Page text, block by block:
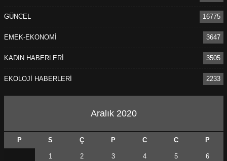
GÜNCEL 16775
EMEK-EKONOMİ 3647
KADIN HABERLERİ 3505
EKOLOJİ HABERLERİ 2233
Aralık 2020
P S Ç P C C P
1 2 3 4 5 6